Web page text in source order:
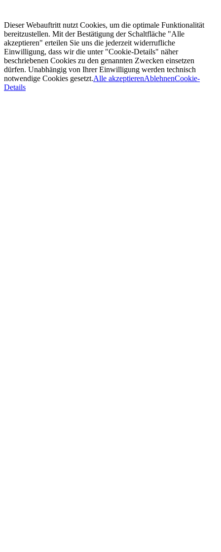
Dieser Webauftritt nutzt Cookies, um die optimale Funktionalität
bereitzustellen. Mit der Bestätigung der Schaltfläche "Alle
akzeptieren" erteilen Sie uns die jederzeit widerrufliche
Einwilligung, dass wir die unter "Cookie-Details" näher
beschriebenen Cookies zu den genannten Zwecken einsetzen
dürfen. Unabhängig von Ihrer Einwilligung werden technisch
notwendige Cookies gesetzt.Alle akzeptierenAblehnenCookie-
Details